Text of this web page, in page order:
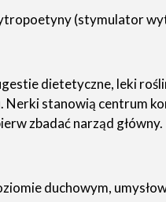
(stymulator
dietetyczne, leki
stanowią centrum
zbadać narząd główny.
duchowym,